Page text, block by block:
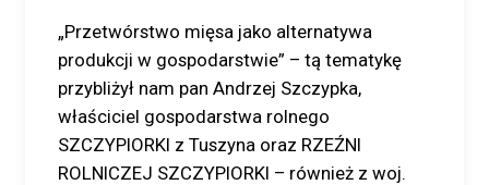
„Przetwórstwo mięsa jako alternatywa
produkcji w gospodarstwie” – tą tematykę
przybliżył nam pan Andrzej Szczypka,
właściciel gospodarstwa rolnego
SZCZYPIORKI z Tuszyna oraz RZEŹNI
ROLNICZEJ SZCZYPIORKI – również z woj.